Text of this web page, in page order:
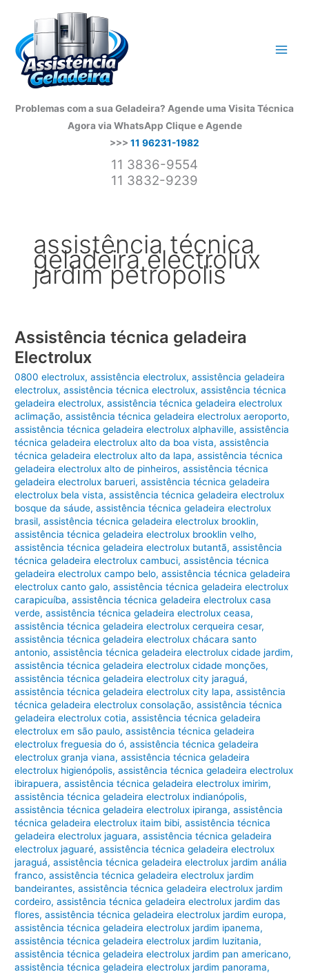
conteúdo
Problemas com a sua Geladeira? Agende uma Visita Técnica
Agora via WhatsApp Clique e Agende
>>> 11 96231-1982
11 3836-9554
11 3832-9239
assistência técnica
geladeira electrolux
jardim petropolis
Assistência técnica geladeira
Electrolux
0800 electrolux,assistência electrolux,assistência geladeira
electrolux,assistência técnica electrolux,assistência técnica
geladeira electrolux,assistência técnica geladeira electrolux
aclimação,assistência técnica geladeira electrolux aeroporto,
assistência técnica geladeira electrolux alphaville,assistência
técnica geladeira electrolux alto da boa vista,assistência
técnica geladeira electrolux alto da lapa,assistência técnica
geladeira electrolux alto de pinheiros,assistência técnica
geladeira electrolux barueri,assistência técnica geladeira
electrolux bela vista,assistência técnica geladeira electrolux
bosque da sáude,assistência técnica geladeira electrolux
brasil,assistência técnica geladeira electrolux brooklin,
assistência técnica geladeira electrolux brooklin velho,
assistência técnica geladeira electrolux butantã,assistência
técnica geladeira electrolux cambuci,assistência técnica
geladeira electrolux campo belo,assistência técnica geladeira
electrolux canto galo,assistência técnica geladeira electrolux
carapicuíba,assistência técnica geladeira electrolux casa
verde,assistência técnica geladeira electrolux ceasa,
assistência técnica geladeira electrolux cerqueira cesar,
assistência técnica geladeira electrolux chácara santo
antonio,assistência técnica geladeira electrolux cidade jardim,
assistência técnica geladeira electrolux cidade monções,
assistência técnica geladeira electrolux city jaraguá,
assistência técnica geladeira electrolux city lapa,assistência
técnica geladeira electrolux consolação,assistência técnica
geladeira electrolux cotia,assistência técnica geladeira
electrolux em são paulo,assistência técnica geladeira
electrolux freguesia do ó,assistência técnica geladeira
electrolux granja viana,assistência técnica geladeira
electrolux higienópolis,assistência técnica geladeira electrolux
ibirapuera,assistência técnica geladeira electrolux imirim,
assistência técnica geladeira electrolux indianópolis,
assistência técnica geladeira electrolux ipiranga,assistência
técnica geladeira electrolux itaim bibi,assistência técnica
geladeira electrolux jaguara,assistência técnica geladeira
electrolux jaguaré,assistência técnica geladeira electrolux
jaraguá,assistência técnica geladeira electrolux jardim anália
franco,assistência técnica geladeira electrolux jardim
bandeirantes,assistência técnica geladeira electrolux jardim
cordeiro,assistência técnica geladeira electrolux jardim das
flores,assistência técnica geladeira electrolux jardim europa,
assistência técnica geladeira electrolux jardim ipanema,
assistência técnica geladeira electrolux jardim luzitania,
assistência técnica geladeira electrolux jardim pan americano,
assistência técnica geladeira electrolux jardim panorama,